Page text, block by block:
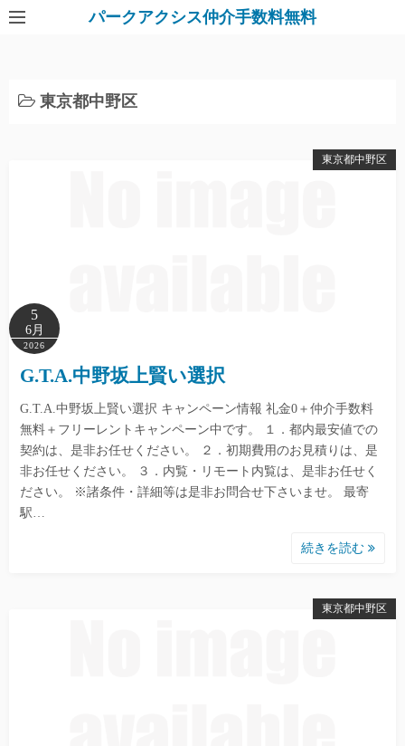
パークアクシス仲介手数料無料
東京都中野区
東京都中野区
5
6月
2026
G.T.A.中野坂上賢い選択
G.T.A.中野坂上賢い選択 キャンペーン情報 礼金0＋仲介手数料
無料＋フリーレントキャンペーン中です。 １．都内最安値での
契約は、是非お任せください。 ２．初期費用のお見積りは、是
非お任せください。 ３．内覧・リモート内覧は、是非お任せく
ださい。 ※諸条件・詳細等は是非お問合せ下さいませ。 最寄
駅…
続きを読む
東京都中野区